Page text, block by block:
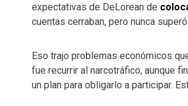
expectativas de DeLorean de
cuentas cerraban, pero nunca
Eso trajo problemas económicos
fue recurrir al narcotráfico, aunque
un plan para obligarlo a participar.